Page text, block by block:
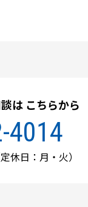
は こちらから
4014
休日：月・火）